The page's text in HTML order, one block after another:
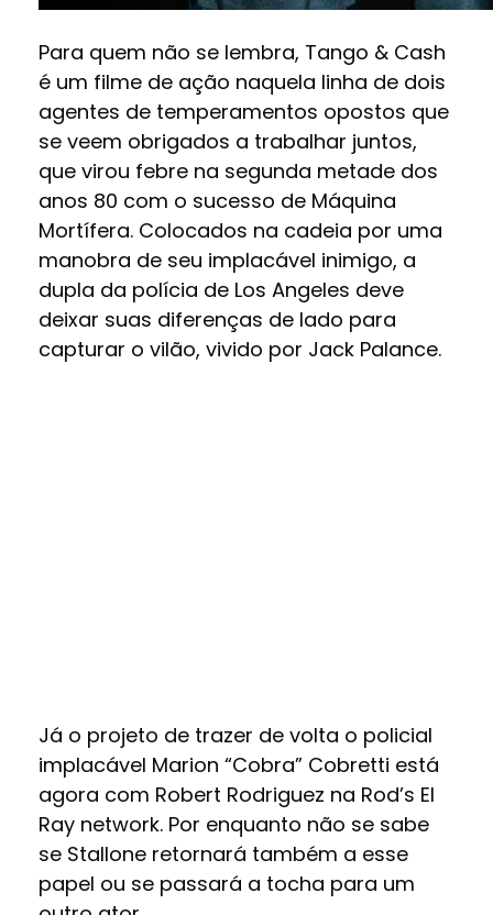
Para quem não se lembra, Tango & Cash
é um filme de ação naquela linha de dois
agentes de temperamentos opostos que
se veem obrigados a trabalhar juntos,
que virou febre na segunda metade dos
anos 80 com o sucesso de Máquina
Mortífera. Colocados na cadeia por uma
manobra de seu implacável inimigo, a
dupla da polícia de Los Angeles deve
deixar suas diferenças de lado para
capturar o vilão, vivido por Jack Palance.
Já o projeto de trazer de volta o policial
implacável Marion “Cobra” Cobretti está
agora com Robert Rodriguez na Rod’s El
Ray network. Por enquanto não se sabe
se Stallone retornará também a esse
papel ou se passará a tocha para um